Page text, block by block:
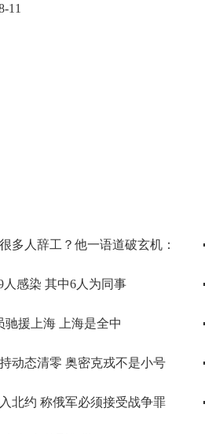
11
多人辞工？他一语道破玄机：
人感染 其中6人为同事
驰援上海 上海是全中
动态清零 奥密克戎不是小号
北约 称俄军必须接受战争罪